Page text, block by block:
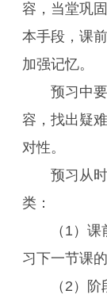
容，当堂巩
本手段，课
加强记忆。
预习中要
容，找出疑
对性。
预习从时
类：
（1）课前
习下一节课的
（2）阶段